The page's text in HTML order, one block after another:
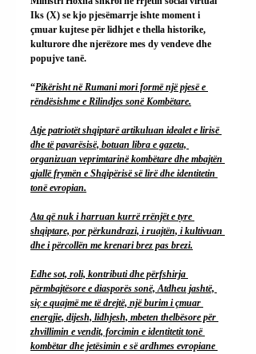
Iks (X) se kjo pjesëmarrje ishte moment i
çmuar kujtese për lidhjet e thella historike,
kulturore dhe njerëzore mes dy vendeve dhe
popujve tanë.
“Pikërisht në Rumani mori formë një pjesë e
rëndësishme e Rilindjes sonë Kombëtare.
Atje patriotët shqiptarë artikuluan idealet e lirisë
dhe të pavarësisë, botuan libra e gazeta,
organizuan veprimtarinë kombëtare dhe mbajtën
gjallë frymën e Shqipërisë së lirë dhe identitetin
tonë evropian.
Ata që nuk i harruan kurrë rrënjët e tyre
shqiptare, por përkundrazi, i ruajtën, i kultivuan
dhe i përcollën me krenari brez pas brezi.
Edhe sot, roli, kontributi dhe përfshirja
përmbajtësore e diasporës sonë, Atdheu jashtë,
siç e quajmë me të drejtë, një burim i çmuar
energjie, dijesh, lidhjesh, mbeten thelbësore për
zhvillimin e vendit, forcimin e identitetit tonë
kombëtar dhe jetësimin e së ardhmes evropiane